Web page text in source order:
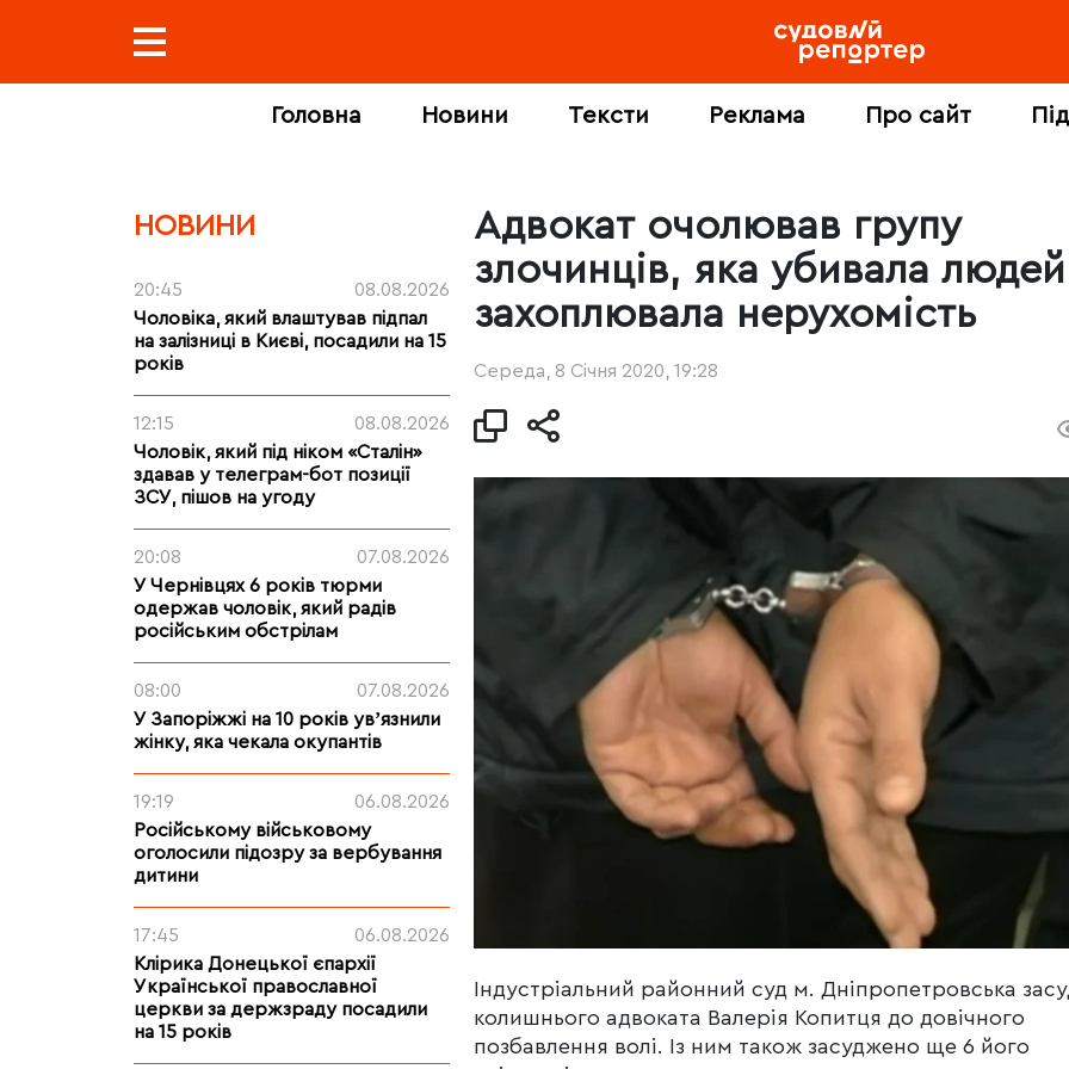
Головна Новини Тексти Реклама Про сайт
НОВИНИ
20:45
08.08.2026
Чоловіка, який влаштував підпал
на залізниці в Києві, посадили на 15
років
12:15
08.08.2026
Чоловік, який під ніком «Сталін»
здавав у телеграм-бот позиції
ЗСУ, пішов на угоду
20:08
07.08.2026
У Чернівцях 6 років тюрми
одержав чоловік, який радів
російським обстрілам
08:00
07.08.2026
У Запоріжжі на 10 років увʼязнили
жінку, яка чекала окупантів
19:19
06.08.2026
Російському військовому
оголосили підозру за вербування
дитини
17:45
06.08.2026
Клірика Донецької єпархії
Української православної
церкви за держзраду посадили
на 15 років
Адвокат очолював групу
злочинців, яка убивала
захоплювала нерухомість
Середа, 8 Січня 2020, 19:28
Індустріальний районний суд м. Дніпропетровська
колишнього адвоката Валерія Копитця до довічного
позбавлення волі. Із ним також засуджено ще 6 його